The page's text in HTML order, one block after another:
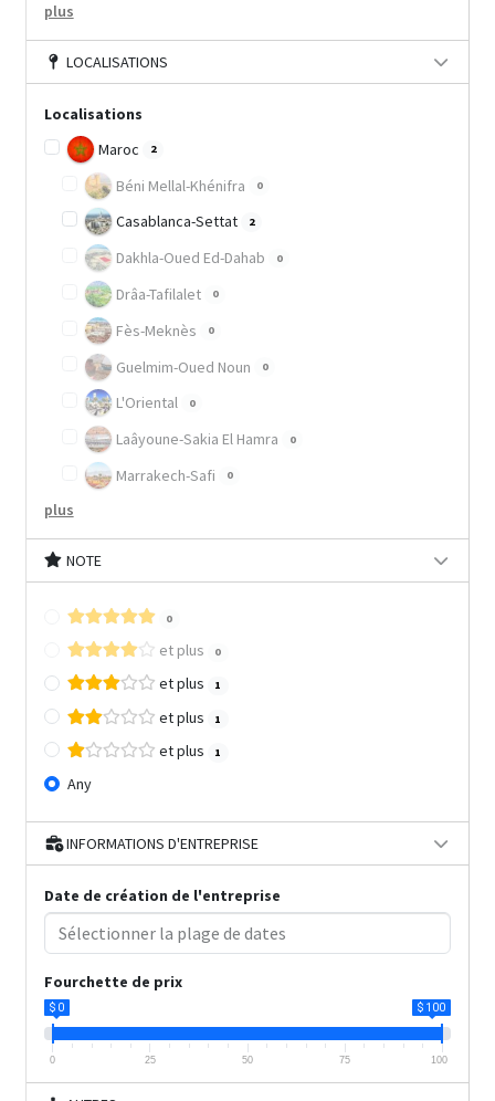
plus
LOCALISATIONS
Localisations
Maroc
2
Béni Mellal-Khénifra 0
Casablanca-Settat 2
Dakhla-Oued Ed-Dahab 0
Drâa-Tafilalet 0
Fès-Meknès 0
Guelmim-Oued Noun 0
L'Oriental 0
Laâyoune-Sakia El Hamra 0
Marrakech-Safi 0
plus
NOTE
0
et plus 0
et plus 1
et plus 1
et plus 1
Any
INFORMATIONS D'ENTREPRISE
Date de création de l'entreprise
Fourchette de prix
$ 0 $ 100
0 25 50 75 100